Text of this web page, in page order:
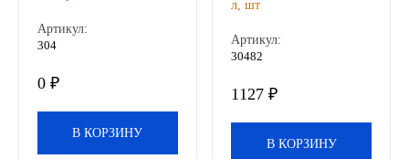
Инструмент
Хомуты
Артикул:
304
0 ₽
В КОРЗИНУ
л, шт
Артикул:
30482
1127 ₽
В КОРЗИНУ